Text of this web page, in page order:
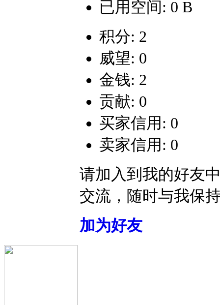
已用空间: 0 B
积分: 2
威望: 0
金钱: 2
贡献: 0
买家信用: 0
卖家信用: 0
请加入到我的好友
交流，随时与我保
加为好友